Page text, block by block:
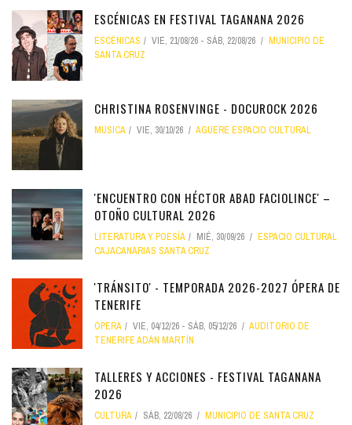
ESCÉNICAS EN FESTIVAL TAGANANA 2026
ESCÉNICAS VIE, 21/08/26 - SÁB, 22/08/26
MUNICIPIO DE
SANTA CRUZ
CHRISTINA ROSENVINGE - DOCUROCK 2026
MÚSICA VIE, 30/10/26 AGUERE ESPACIO CULTURAL
'ENCUENTRO CON HÉCTOR ABAD FACIOLINCE' –
OTOÑO CULTURAL 2026
LITERATURA Y POESÍA MIÉ, 30/09/26
ESPACIO CULTURAL
CAJACANARIAS SANTA CRUZ
'TRÁNSITO' - TEMPORADA 2026-2027 ÓPERA DE
TENERIFE
ÓPERA VIE, 04/12/26 - SÁB, 05/12/26
AUDITORIO DE
TENERIFE ADÁN MARTÍN
TALLERES Y ACCIONES - FESTIVAL TAGANANA
2026
CULTURA SÁB, 22/08/26 MUNICIPIO DE SANTA CRUZ